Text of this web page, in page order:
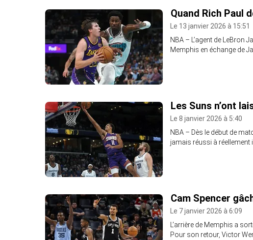
Quand Rich Paul
Le 13 janvier 2026 à 15:51
NBA – L’agent de LeBron
Memphis en échange de
Les Suns n’ont
Le 8 janvier 2026 à 5:40
NBA – Dès le début de
jamais réussi à réellement
Cam Spencer
Le 7 janvier 2026 à 6:09
L’arrière de Memphis a
Pour son retour, Victor